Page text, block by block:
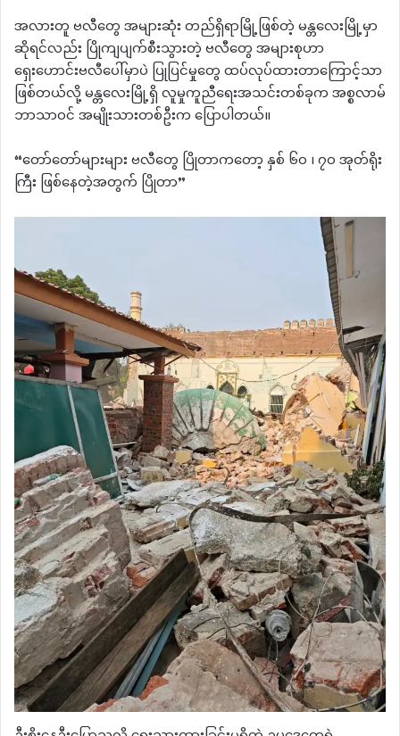
အလားတူ ဗလီတွေ အများဆုံး တည်ရှိရာမြို့ဖြစ်တဲ့ မန္တလေးမြို့မှာ
ဆိုရင်လည်း ပြိုကျပျက်စီးသွားတဲ့ ဗလီတွေ အများစုဟာ
ရှေးဟောင်းဗလီပေါ်မှာပဲ ပြုပြင်မှုတွေ ထပ်လုပ်ထားတာကြောင့်သာ
ဖြစ်တယ်လို့ မန္တလေးမြို့ရှိ လူမှုကူညီရေးအသင်းတစ်ခုက အစ္စလာမ်
ဘာသာဝင် အမျိုးသားတစ်ဦးက ပြောပါတယ်။
“တော်တော်များများ ဗလီတွေ ပြိုတာကတော့ နှစ်‌ ၆၀ ၊ ၇၀ အုတ်ရိုး
ကြီး ဖြစ်နေတဲ့အတွက် ပြိုတာ”